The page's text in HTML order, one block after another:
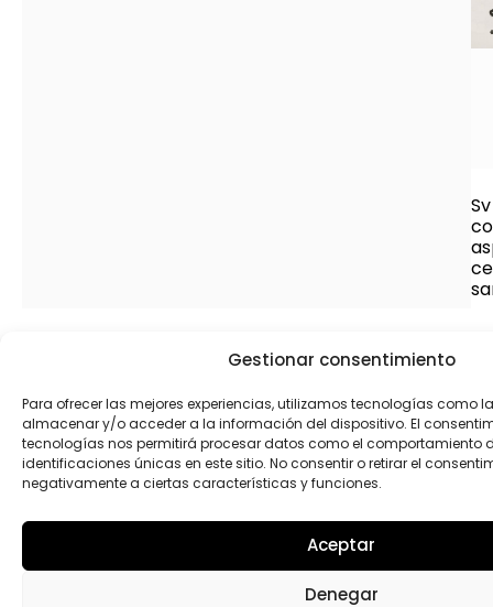
Gestionar consentimiento
Para ofrecer las mejores experiencias, utilizamos tecnologías como
almacenar y/o acceder a la información del dispositivo. El
tecnologías nos permitirá procesar datos como el comportamiento
identificaciones únicas en este sitio. No consentir o retirar el
negativamente a ciertas características y funciones.
Aceptar
Denegar
4.6
Proveedor mejor valorado
verificado por: Trustindex
CONTACTO